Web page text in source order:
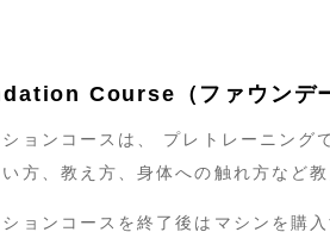
Course（ファウンデ
ョンコースは、 プレトレーニン
方、教え方、身体への触れ方など
ョンコースを終了後はマシンを購